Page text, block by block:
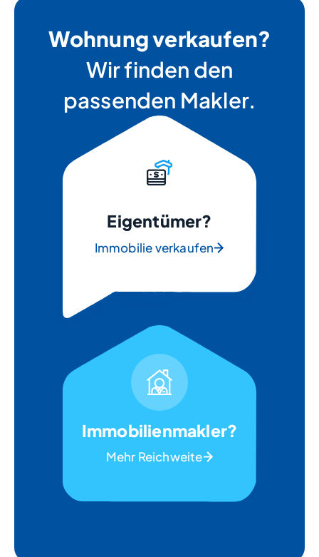
Wohnung verkaufen?
Wir finden den
passenden Makler.
Eigentümer?
Immobilie verkaufen
Immobilienmakler?
Mehr Reichweite